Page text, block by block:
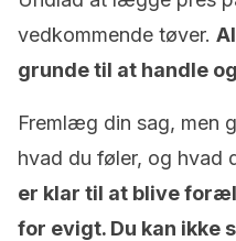
vedkommende tøver.
grunde til at handle
Fremlæg din sag, men
hvad du føler, og hvad
er klar til at blive
for evigt. Du kan ikke